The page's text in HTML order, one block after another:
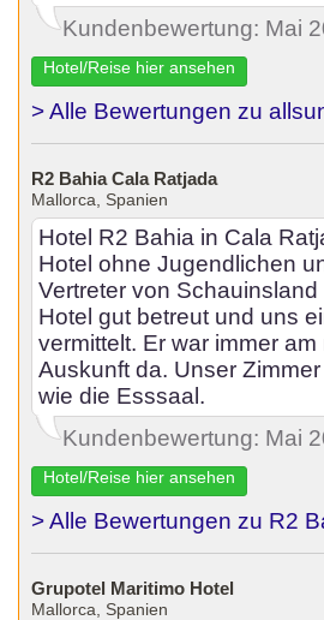
Kundenbewertung: Mai
Hotel/Reise hier ansehen
> Alle Bewertungen zu
R2 Bahia Cala Ratjada
Mallorca, Spanien
Hotel R2 Bahia in Cala
Hotel ohne Jugendlichen
Vertreter von
Hotel gut betreut und uns
vermittelt. Er war immer
Auskunft da. Unser
wie die Esssaal.
Kundenbewertung: Mai
Hotel/Reise hier ansehen
> Alle Bewertungen zu R2
Grupotel Maritimo Hotel
Mallorca, Spanien